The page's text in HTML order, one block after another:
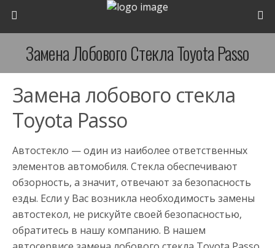
Замена Лобового Стекла Toyota Passo
Замена лобового стекла
Toyota Passo
Автостекло — один из наиболее ответственных
элементов автомобиля. Стекла обеспечивают
обзорность, а значит, отвечают за безопасность
езды. Если у Вас возникла необходимость замены
автостекол, не рискуйте своей безопасностью,
обратитесь в нашу компанию. В нашем